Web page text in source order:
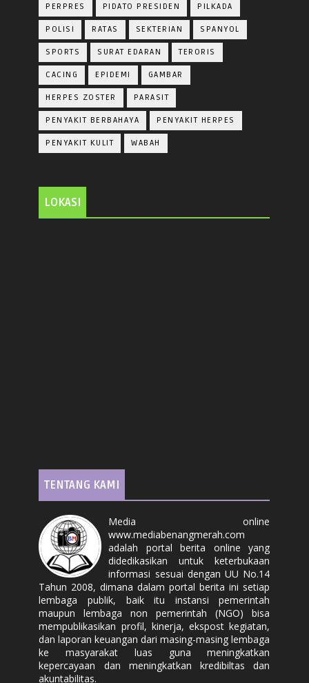
PERPRES PIDATO PRESIDEN PILKADA
POLISI RATAS SEKTERIAN SPANYOL
SPORTS SURAT EDARAN TERORIS
CACING EPIDEMI GAMBAR
HERPES ZOSTER PARASIT
PENYAKIT BERBAHAYA PENYAKIT HERPES
PENYAKIT KULIT WABAH
LOKASI
TENTANG KAMI
Media online
www.mediabenangmerah.com
adalah portal berita online yang
didedikasikan untuk keterbukaan
informasi sesuai dengan UU No.14
Tahun 2008, dimana dalam portal berita ini setiap
lembaga publik, baik itu instansi pemerintah
maupun lembaga non pemerintah (NGO) bisa
mempublikasikan profil, kinerja, ekspost kegiatan,
dan laporan keuangan dari masing-masing lembaga
ke masyarakat luas guna meningkatkan
kepercayaan dan meningkatkan kredibiltas dan
akuntabilitas.